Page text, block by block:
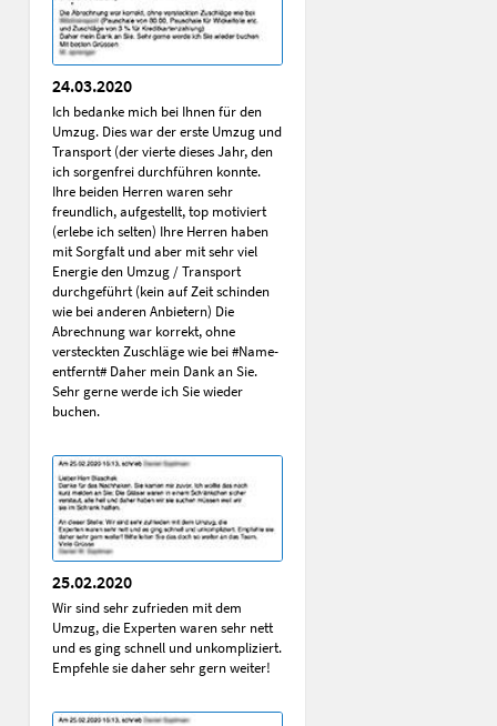
24.03.2020
Ich bedanke mich bei Ihnen für den
Umzug. Dies war der erste Umzug und
Transport (der vierte dieses Jahr, den
ich sorgenfrei durchführen konnte.
Ihre beiden Herren waren sehr
freundlich, aufgestellt, top motiviert
(erlebe ich selten) Ihre Herren haben
mit Sorgfalt und aber mit sehr viel
Energie den Umzug / Transport
durchgeführt (kein auf Zeit schinden
wie bei anderen Anbietern) Die
Abrechnung war korrekt, ohne
versteckten Zuschläge wie bei #Name-
entfernt# Daher mein Dank an Sie.
Sehr gerne werde ich Sie wieder
buchen.
25.02.2020
Wir sind sehr zufrieden mit dem
Umzug, die Experten waren sehr nett
und es ging schnell und unkompliziert.
Empfehle sie daher sehr gern weiter!